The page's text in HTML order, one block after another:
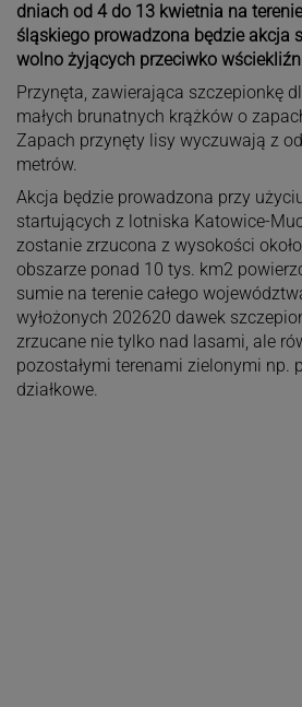
dniach od 4 do 13 kwietnia na
śląskiego prowadzona będzie akcja
wolno żyjących przeciwko
Przynęta, zawierająca szczepionkę
małych brunatnych krążków o
Zapach przynęty lisy wyczuwają z
metrów.
Akcja będzie prowadzona przy
startujących z lotniska Katowice-
zostanie zrzucona z wysokości
obszarze ponad 10 tys. km2
sumie na terenie całego
wyłożonych 202620 dawek
zrzucane nie tylko nad lasami, ale
pozostałymi terenami zielonymi np.
działkowe.